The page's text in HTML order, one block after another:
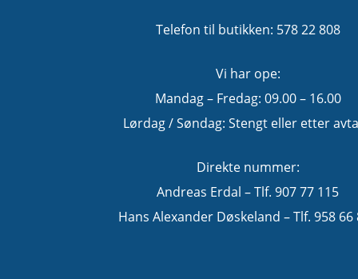
Telefon til butikken: 578 22 808
Vi har ope:
Mandag – Fredag: 09.00 – 16.00
Lørdag / Søndag: Stengt eller etter
Direkte nummer:
Andreas Erdal – Tlf. 907 77 115
Hans Alexander Døskeland – Tlf. 958 66